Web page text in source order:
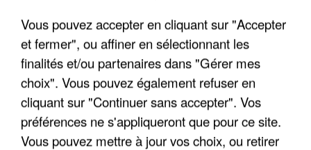
DE FAUNE SAUVAGE SONT...
Vous pouvez accepter en cliquant sur "Accepter
et fermer", ou affiner en sélectionnant les
finalités et/ou partenaires dans "Gérer mes
choix". Vous pouvez également refuser en
cliquant sur "Continuer sans accepter". Vos
préférences ne s'appliqueront que pour ce site.
Vous pouvez mettre à jour vos choix, ou retirer